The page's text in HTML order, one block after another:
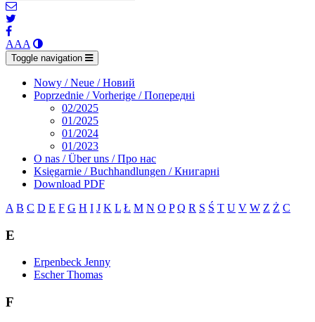
AAA
Toggle navigation
Nowy / Neue / Новий
Poprzednie / Vorherige / Попередні
02/2025
01/2025
01/2024
01/2023
O nas / Über uns / Про нас
Księgarnie / Buchhandlungen / Книгарні
Download PDF
A B C D E F G H I J K L Ł M N O P Q R S Ś T U V W Z Ż С
E
Erpenbeck Jenny
Escher Thomas
F